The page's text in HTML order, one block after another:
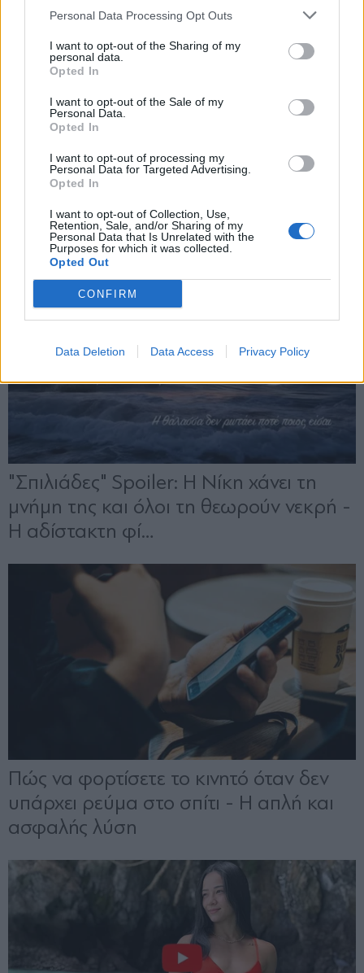
Personal Data Processing Opt Outs
I want to opt-out of the Sharing of my
personal data.
Opted In
I want to opt-out of the Sale of my
Personal Data.
Opted In
I want to opt-out of processing my
Personal Data for Targeted Advertising.
Opted In
I want to opt-out of Collection, Use,
Retention, Sale, and/or Sharing of my
Personal Data that Is Unrelated with the
Purposes for which it was collected.
Opted Out
CONFIRM
Data Deletion Data Access Privacy Policy
Αποδέχομαι τους
και την πολιτική απορρήτου
X